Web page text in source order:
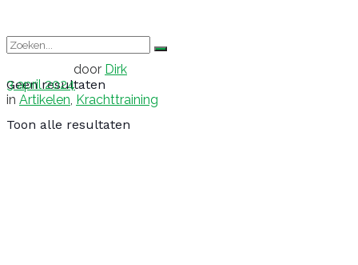
Geen resultaten
Toon alle resultaten
door Dirk
3 april 2024
in Artikelen, Krachttraining